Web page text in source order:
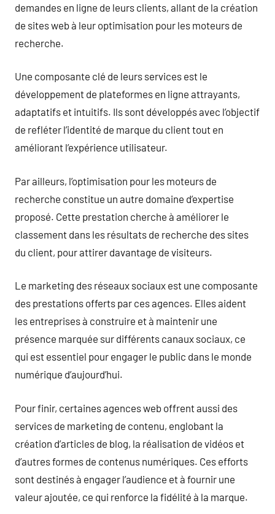
demandes en ligne de leurs clients, allant de la création
de sites web à leur optimisation pour les moteurs de
recherche.
Une composante clé de leurs services est le
développement de plateformes en ligne attrayants,
adaptatifs et intuitifs. Ils sont développés avec l’objectif
de refléter l’identité de marque du client tout en
améliorant l’expérience utilisateur.
Par ailleurs, l’optimisation pour les moteurs de
recherche constitue un autre domaine d’expertise
proposé. Cette prestation cherche à améliorer le
classement dans les résultats de recherche des sites
du client, pour attirer davantage de visiteurs.
Le marketing des réseaux sociaux est une composante
des prestations offerts par ces agences. Elles aident
les entreprises à construire et à maintenir une
présence marquée sur différents canaux sociaux, ce
qui est essentiel pour engager le public dans le monde
numérique d’aujourd’hui.
Pour finir, certaines agences web offrent aussi des
services de marketing de contenu, englobant la
création d’articles de blog, la réalisation de vidéos et
d’autres formes de contenus numériques. Ces efforts
sont destinés à engager l’audience et à fournir une
valeur ajoutée, ce qui renforce la fidélité à la marque.